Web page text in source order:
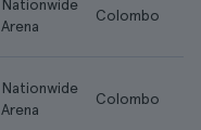
Nationwide
Arena
Colombo
Nationwide
Arena
Colombo